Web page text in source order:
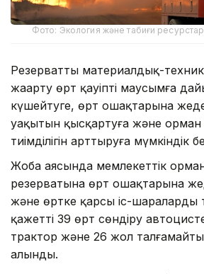
Фото: Экология және табиғи ресурстар
Резерваттың материалдық-
жаңарту өрт қауіпті маусымға
күшейтуге, өрт ошақтарына
уақытын қысқартуға және
тиімділігін арттыруға мүмкіндік
Жоба аясында мемлекеттік
резерватына өрт ошақтарына
және өртке қарсы іс-шараларды
қажетті 39 өрт сөндіру
трактор және 26 жол
алынды.